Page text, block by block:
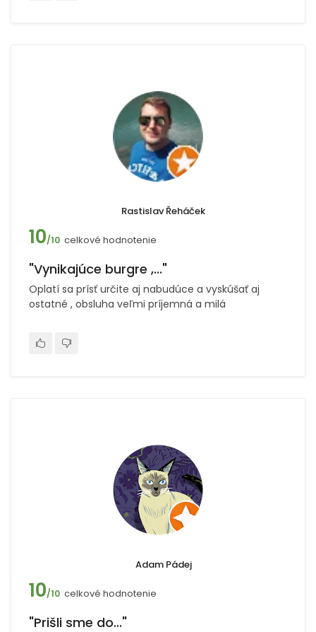
Rastislav Řeháček
10/10 celkové hodnotenie
"Vynikajúce burgre ,..."
Oplatí sa prísť určite aj nabudúce a vyskúšať aj
ostatné , obsluha veľmi príjemná a milá
Adam Pádej
10/10 celkové hodnotenie
"Prišli sme do..."